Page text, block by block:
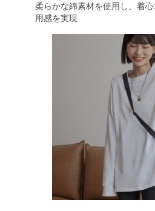
柔らかな綿素材を使用し、着
用感を実現